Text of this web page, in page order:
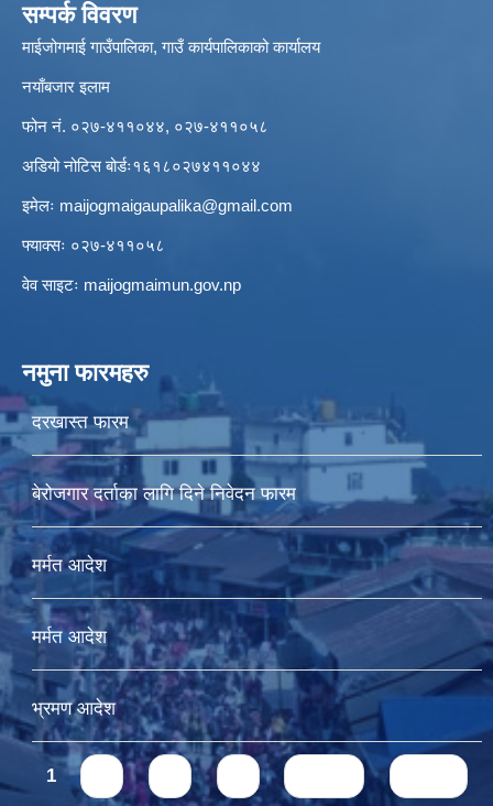
सम्पर्क विवरण
माईजोगमाई गाउँपालिका, गाउँ कार्यपालिकाको कार्यालय
नयाँबजार इलाम
फोन नं. ०२७-४११०४४, ०२७-४११०५८
अडियो नोटिस बोर्डः१६१८०२७४११०४४
इमेलः maijogmaigaupalika@gmail.com
फ्याक्सः ०२७-४११०५८
वेव साइटः maijogmaimun.gov.np
नमुना फारमहरु
दरखास्त फारम
बेरोजगार दर्ताका लागि दिने निवेदन फारम
मर्मत आदेश
मर्मत आदेश
भ्रमण आदेश
Pages
1